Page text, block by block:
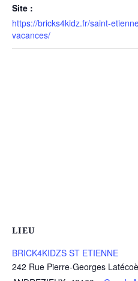
Site :
https://bricks4kidz.fr/saint-
vacances/
LIEU
BRICK4KIDZS ST ETIENNE
242 Rue Pierre-Georges